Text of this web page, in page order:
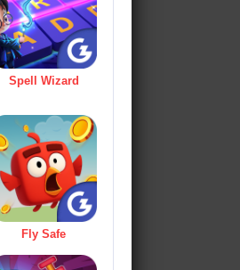
Spell Wizard
Fly Safe